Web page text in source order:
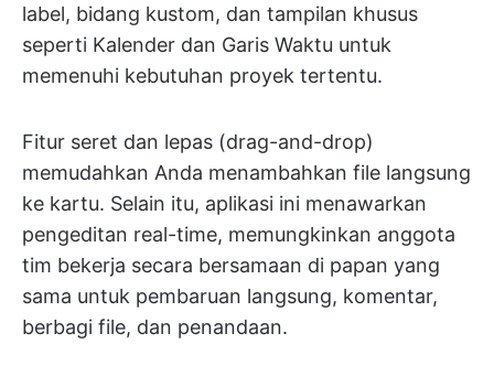
label, bidang kustom, dan tampilan khusus
seperti Kalender dan Garis Waktu untuk
memenuhi kebutuhan proyek tertentu.
Fitur seret dan lepas (drag-and-drop)
memudahkan Anda menambahkan file langsung
ke kartu. Selain itu, aplikasi ini menawarkan
pengeditan real-time, memungkinkan anggota
tim bekerja secara bersamaan di papan yang
sama untuk pembaruan langsung, komentar,
berbagi file, dan penandaan.